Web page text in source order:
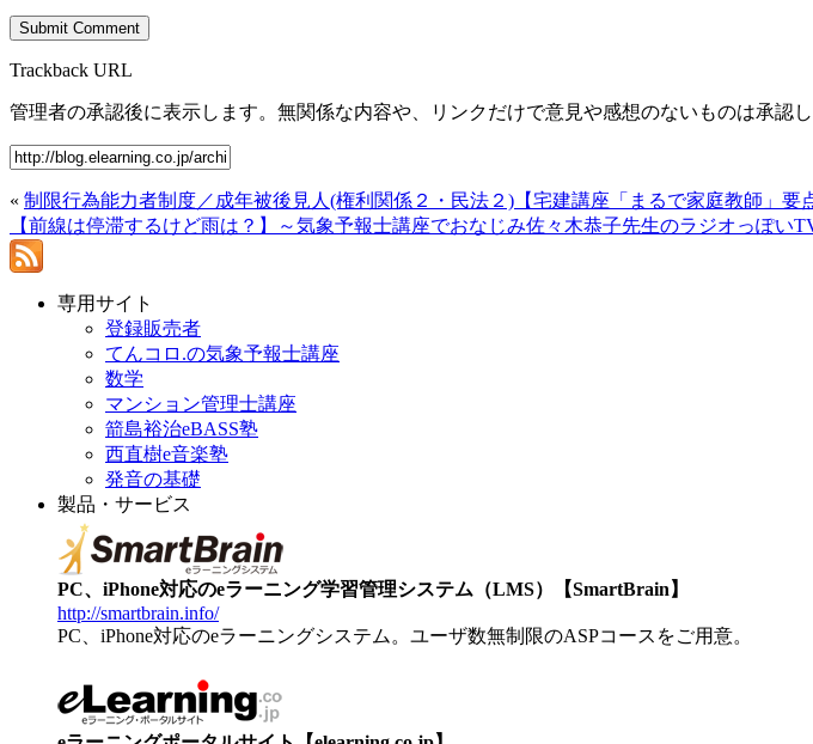
Trackback URL
管理者の承認後に表示します。無関係な内容や、リンクだけで意見や感想のないものは承認し
« 制限行為能力者制度／成年被後見人(権利関係２・民法２)【宅建講座「まるで家庭教師」要
【前線は停滞するけど雨は？】～気象予報士講座でおなじみ佐々木恭子先生のラジオっぽい
専用サイト
登録販売者
てんコロ.の気象予報士講座
数学
マンション管理士講座
箭島裕治eBASS塾
西直樹e音楽塾
発音の基礎
製品・サービス
PC、iPhone対応のeラーニング学習管理システム（LMS）【SmartBrain】
http://smartbrain.info/
PC、iPhone対応のeラーニングシステム。ユーザ数無制限のASPコースをご用意。